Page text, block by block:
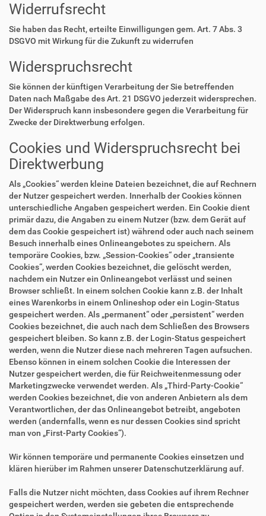
Widerrufsrecht
Sie haben das Recht, erteilte Einwilligungen gem. Art. 7 Abs. 3
DSGVO mit Wirkung für die Zukunft zu widerrufen
Widerspruchsrecht
Sie können der künftigen Verarbeitung der Sie betreffenden
Daten nach Maßgabe des Art. 21 DSGVO jederzeit widersprechen.
Der Widerspruch kann insbesondere gegen die Verarbeitung für
Zwecke der Direktwerbung erfolgen.
Cookies und Widerspruchsrecht bei
Direktwerbung
Als „Cookies“ werden kleine Dateien bezeichnet, die auf Rechnern
der Nutzer gespeichert werden. Innerhalb der Cookies können
unterschiedliche Angaben gespeichert werden. Ein Cookie dient
primär dazu, die Angaben zu einem Nutzer (bzw. dem Gerät auf
dem das Cookie gespeichert ist) während oder auch nach seinem
Besuch innerhalb eines Onlineangebotes zu speichern. Als
temporäre Cookies, bzw. „Session-Cookies“ oder „transiente
Cookies“, werden Cookies bezeichnet, die gelöscht werden,
nachdem ein Nutzer ein Onlineangebot verlässt und seinen
Browser schließt. In einem solchen Cookie kann z.B. der Inhalt
eines Warenkorbs in einem Onlineshop oder ein Login-Status
gespeichert werden. Als „permanent“ oder „persistent“ werden
Cookies bezeichnet, die auch nach dem Schließen des Browsers
gespeichert bleiben. So kann z.B. der Login-Status gespeichert
werden, wenn die Nutzer diese nach mehreren Tagen aufsuchen.
Ebenso können in einem solchen Cookie die Interessen der
Nutzer gespeichert werden, die für Reichweitenmessung oder
Marketingzwecke verwendet werden. Als „Third-Party-Cookie“
werden Cookies bezeichnet, die von anderen Anbietern als dem
Verantwortlichen, der das Onlineangebot betreibt, angeboten
werden (andernfalls, wenn es nur dessen Cookies sind spricht
man von „First-Party Cookies“).
Wir können temporäre und permanente Cookies einsetzen und
klären hierüber im Rahmen unserer Datenschutzerklärung auf.
Falls die Nutzer nicht möchten, dass Cookies auf ihrem Rechner
gespeichert werden, werden sie gebeten die entsprechende